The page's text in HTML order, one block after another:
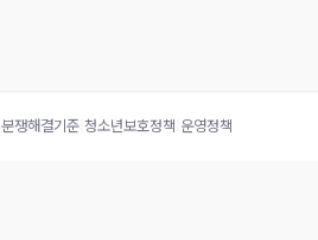
분쟁해결기준 청소년보호정책 운영정책